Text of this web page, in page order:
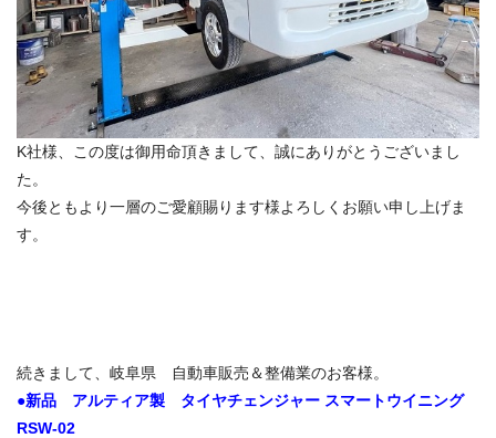
K社様、この度は御用命頂きまして、誠にありがとうございまし
た。
今後ともより一層のご愛顧賜ります様よろしくお願い申し上げま
す。
続きまして、岐阜県 自動車販売＆整備業のお客様。
●新品 アルティア製 タイヤチェンジャー スマートウイニング
RSW-02